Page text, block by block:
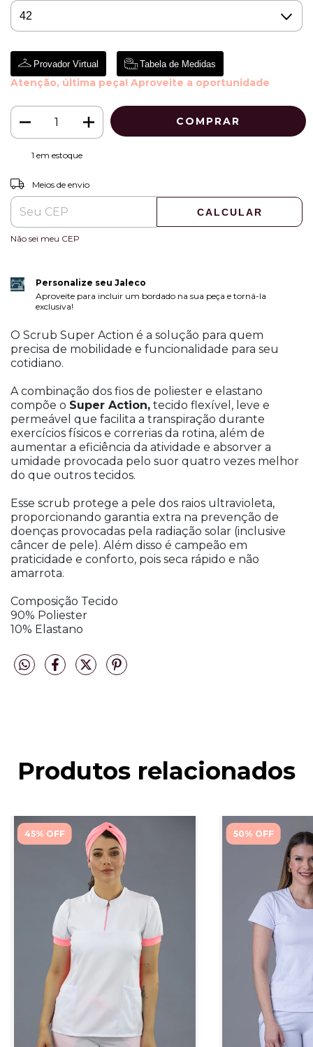
Provador Virtual Tabela de Medidas
Atenção, última peça! Aproveite a oportunidade
1 em estoque
Entregas para o CEP:
Meios de envio
CALCULAR
Não sei meu CEP
Personalize seu Jaleco
Aproveite para incluir um bordado na sua peça e torná-la
exclusiva!
O Scrub Super Action é a solução para quem
precisa de mobilidade e funcionalidade para seu
cotidiano.
A combinação dos fios de poliester e elastano
compõe o Super Action, tecido flexível, leve e
permeável que facilita a transpiração durante
exercícios físicos e correrias da rotina, além de
aumentar a eficiência da atividade e absorver a
umidade provocada pelo suor quatro vezes melhor
do que outros tecidos.
Esse scrub protege a pele dos raios ultravioleta,
proporcionando garantia extra na prevenção de
doenças provocadas pela radiação solar (inclusive
câncer de pele). Além disso é campeão em
praticidade e conforto, pois seca rápido e não
amarrota.
Composição Tecido
90% Poliester
10% Elastano
Produtos relacionados
45% OFF 50% OFF